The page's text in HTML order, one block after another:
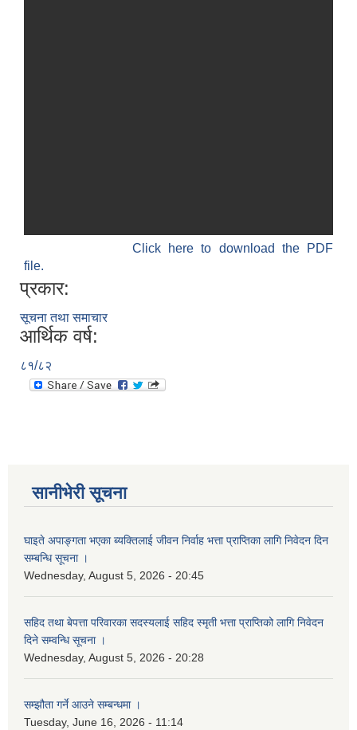
Click here to download the PDF
file.
प्रकार:
सूचना तथा समाचार
आर्थिक वर्ष:
८१/८२
सानीभेरी सूचना
घाइते अपाङ्गता भएका ब्यक्तिलाई जीवन निर्वाह भत्ता प्राप्तिका लागि निवेदन दिन
सम्बन्धि सूचना ।
Wednesday, August 5, 2026 - 20:45
सहिद तथा बेपत्ता परिवारका सदस्यलाई सहिद स्मृती भत्ता प्राप्तिको लागि निवेदन
दिने सम्वन्धि सूचना ।
Wednesday, August 5, 2026 - 20:28
सम्झौता गर्ने आउने सम्बन्धमा ।
Tuesday, June 16, 2026 - 11:14